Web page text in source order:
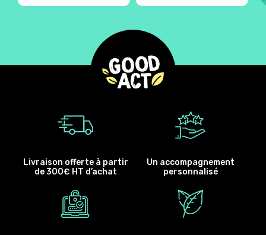
Livraison offerte à partir
de 300€ HT d’achat
Un accompagnement
personnalisé